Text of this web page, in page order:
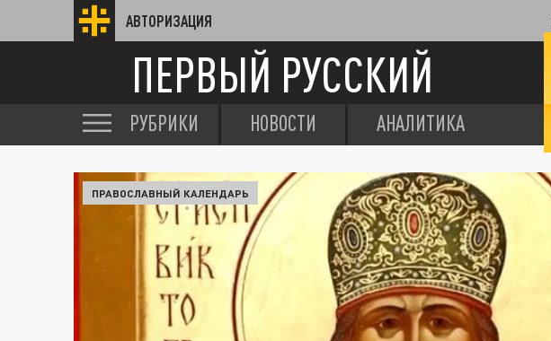
АВТОРИЗАЦИЯ
ПЕРВЫЙ РУССКИЙ
РУБРИКИ НОВОСТИ АНАЛИТИКА
ПРАВОСЛАВНЫЙ КАЛЕНДАРЬ